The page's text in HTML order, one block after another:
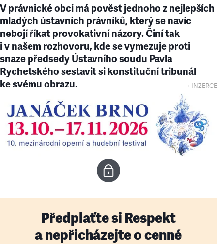
V právnické obci má pověst jednoho z nejlepších
mladých ústavních právníků, který se navíc
nebojí říkat provokativní názory. Činí tak
i v našem rozhovoru, kde se vymezuje proti
snaze předsedy Ústavního soudu Pavla
Rychetského sestavit si konstituční tribunál
ke svému obrazu.
↓ INZERCE
Předplaťte si Respekt
a nepřicházejte o cenné